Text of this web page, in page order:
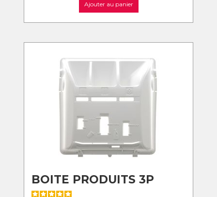
Ajouter au panier
BOITE PRODUITS 3P